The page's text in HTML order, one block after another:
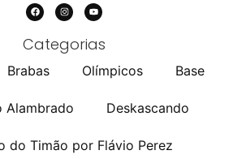
Categorias
Brabas Olímpicos Base
Alambrado Deskascando
do Timão por Flávio Perez